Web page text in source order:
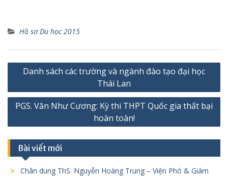
Hồ sơ Du học 2015
Điều
bài
viết
Danh sách các trường và ngành đào tạo đại học
Thái Lan
PGS. Văn Như Cương: Kỳ thi THPT Quốc gia thất bại
hoàn toàn!
Bài viết mới
Chân dung ThS. Nguyễn Hoàng Trung – Viện Phó & Giám